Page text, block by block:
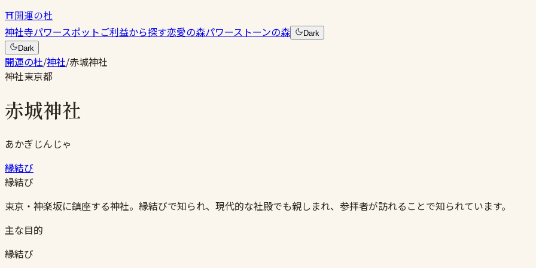
⛩開運の杜
神社寺パワースポットご利益から探す恋愛の森パワーストーンの森
Dark
Dark
開運の杜/神社/赤城神社
神社東京都
赤城神社
あかぎじんじゃ
縁結び
縁結び
東京・神楽坂に鎮座する神社。縁結びで知られ、現代的な社殿でも親しまれ、参拝者が訪れることで知られています。
主な目的
縁結び